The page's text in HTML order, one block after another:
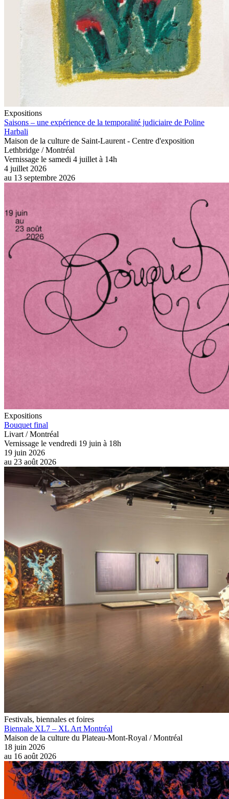
Expositions
Saisons – une expérience de la temporalité judiciaire de Poline
Harbali
Maison de la culture de Saint-Laurent - Centre d'exposition
Lethbridge / Montréal
Vernissage le samedi 4 juillet à 14h
4 juillet 2026
au 13 septembre 2026
Expositions
Bouquet final
Livart / Montréal
Vernissage le vendredi 19 juin à 18h
19 juin 2026
au 23 août 2026
Festivals, biennales et foires
Biennale XL7 – XL Art Montréal
Maison de la culture du Plateau-Mont-Royal / Montréal
18 juin 2026
au 16 août 2026